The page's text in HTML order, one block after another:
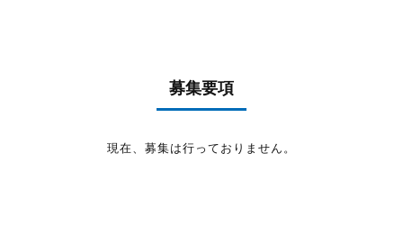
募集要項
現在、募集は行っておりません。